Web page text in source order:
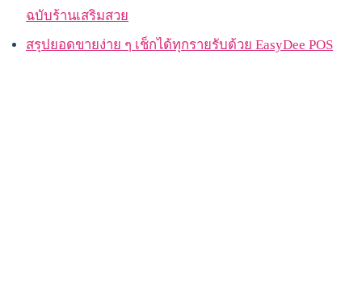
ฉบับร้านเสริมสวย
สรุปยอดขายง่าย ๆ เช็กได้ทุกรายรับด้วย EasyDee POS